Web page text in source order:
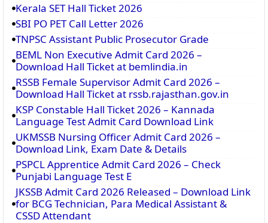
Kerala SET Hall Ticket 2026
SBI PO PET Call Letter 2026
TNPSC Assistant Public Prosecutor Grade
BEML Non Executive Admit Card 2026 –
Download Hall Ticket at bemlindia.in
RSSB Female Supervisor Admit Card 2026 –
Download Hall Ticket at rssb.rajasthan.gov.in
KSP Constable Hall Ticket 2026 – Kannada
Language Test Admit Card Download Link
UKMSSB Nursing Officer Admit Card 2026 –
Download Link, Exam Date & Details
PSPCL Apprentice Admit Card 2026 – Check
Punjabi Language Test E
JKSSB Admit Card 2026 Released – Download Link
for BCG Technician, Para Medical Assistant &
CSSD Attendant